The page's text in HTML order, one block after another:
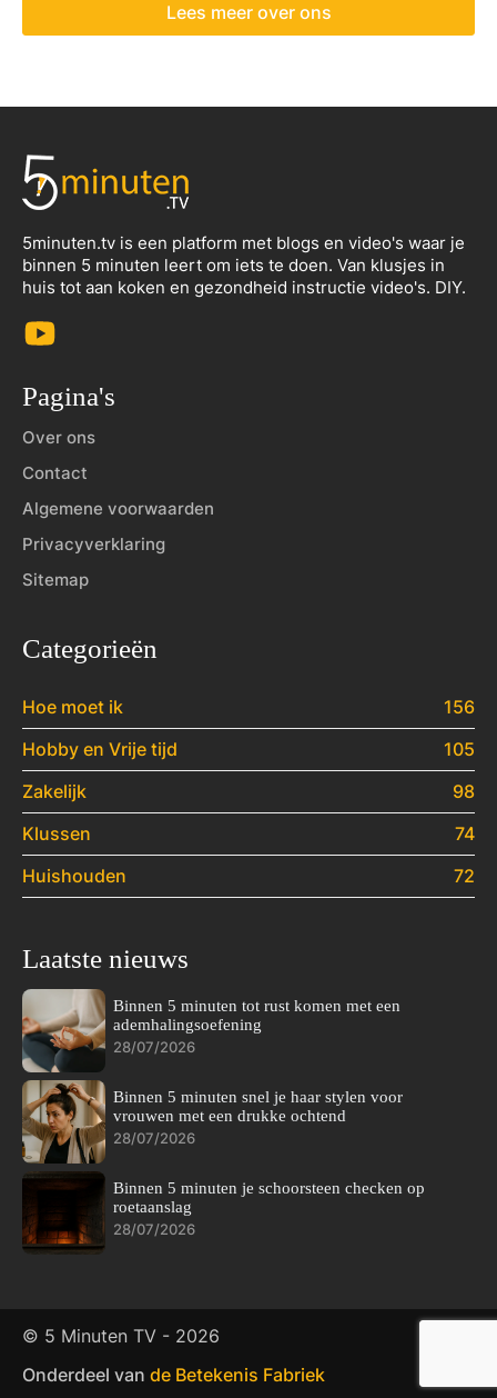
Lees meer over ons
5minuten.tv is een platform met blogs en video's waar je
binnen 5 minuten leert om iets te doen. Van klusjes in
huis tot aan koken en gezondheid instructie video's. DIY.
Pagina's
Over ons
Contact
Algemene voorwaarden
Privacyverklaring
Sitemap
Categorieën
Hoe moet ik
156
Hobby en Vrije tijd
105
Zakelijk
98
Klussen
74
Huishouden
72
Laatste nieuws
Binnen 5 minuten tot rust komen met een
ademhalingsoefening
28/07/2026
Binnen 5 minuten snel je haar stylen voor
vrouwen met een drukke ochtend
28/07/2026
Binnen 5 minuten je schoorsteen checken op
roetaanslag
28/07/2026
© 5 Minuten TV - 2026
Onderdeel van de Betekenis Fabriek